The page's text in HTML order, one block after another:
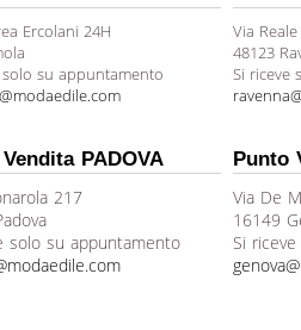
Ercolani 24H
solo su appuntamento
Via
48123
Si riceve
PADOVA
217
solo su appuntamento
Punto
Via De
16149
Si